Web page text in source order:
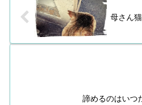
母さん
諦めるのはいつ